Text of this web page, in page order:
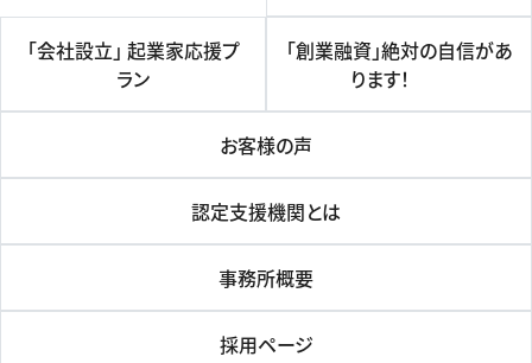
「会社設立」 起業家応援プ
ラン
「創業融資」絶対の自信があ
ります！
お客様の声
認定支援機関とは
事務所概要
採用ページ